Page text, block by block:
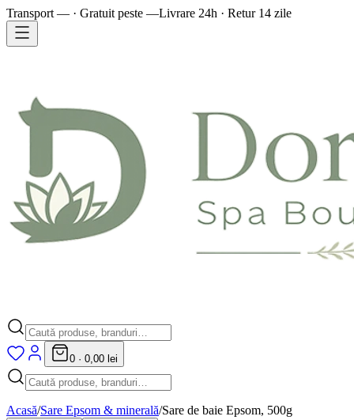
Transport — · Gratuit peste —Livrare 24h · Retur 14 zile
0 · 0,00 lei
Acasă/Sare Epsom & minerală/Sare de baie Epsom, 500g